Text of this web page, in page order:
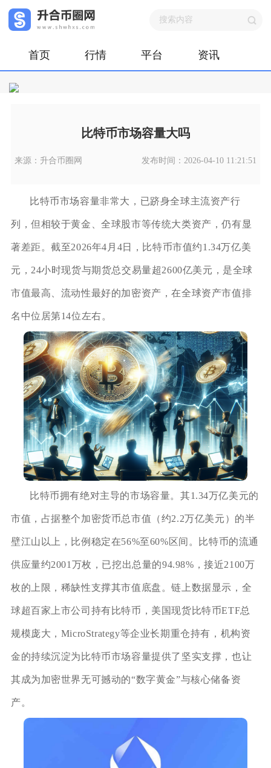
首页 行情 平台 资讯
比特币市场容量大吗
来源：升合币圈网 发布时间：2026-04-10 11:21:51
比特币市场容量非常大，已跻身全球主流资产行
列，但相较于黄金、全球股市等传统大类资产，仍有显
著差距。截至2026年4月4日，比特币市值约1.34万亿美
元，24小时现货与期货总交易量超2600亿美元，是全球
市值最高、流动性最好的加密资产，在全球资产市值排
名中位居第14位左右。
比特币拥有绝对主导的市场容量。其1.34万亿美元的
市值，占据整个加密货币总市值（约2.2万亿美元）的半
壁江山以上，比例稳定在56%至60%区间。比特币的流通
供应量约2001万枚，已挖出总量的94.98%，接近2100万
枚的上限，稀缺性支撑其市值底盘。链上数据显示，全
球超百家上市公司持有比特币，美国现货比特币ETF总
规模庞大，MicroStrategy等企业长期重仓持有，机构资
金的持续沉淀为比特币市场容量提供了坚实支撑，也让
其成为加密世界无可撼动的“数字黄金”与核心储备资
产。